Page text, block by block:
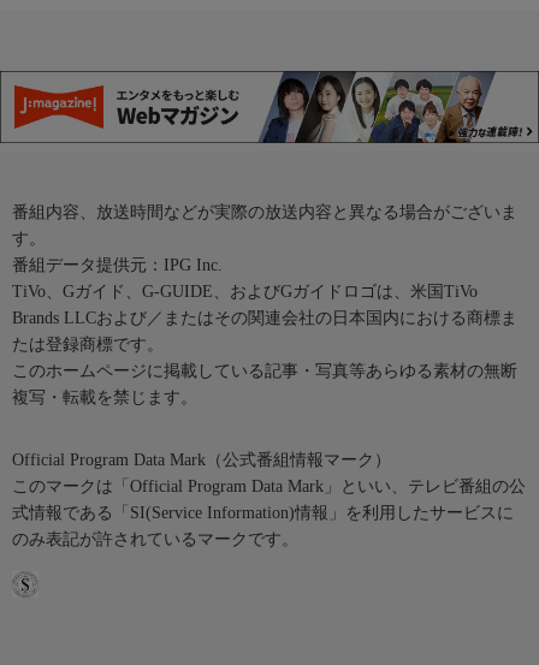
番組内容、放送時間などが実際の放送内容と異なる場合がございま
す。
番組データ提供元：IPG Inc.
TiVo、Gガイド、G-GUIDE、およびGガイドロゴは、米国TiVo
Brands LLCおよび／またはその関連会社の日本国内における商標ま
たは登録商標です。
このホームページに掲載している記事・写真等あらゆる素材の無断
複写・転載を禁じます。
Official Program Data Mark（公式番組情報マーク）
このマークは「Official Program Data Mark」といい、テレビ番組の公
式情報である「SI(Service Information)情報」を利用したサービスに
のみ表記が許されているマークです。